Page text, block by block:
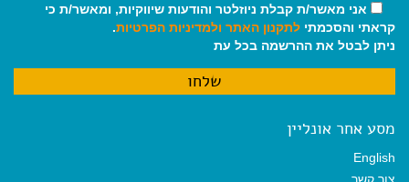
אני מאשר/ת קבלת ניוזלטר והודעות שיווקיות, ומאשר/ת כי
קראתי והסכמתי לתקנון האתר ולמדיניות הפרטיות.
ניתן לבטל את ההרשמה בכל עת
מסע אחר אונליין
English